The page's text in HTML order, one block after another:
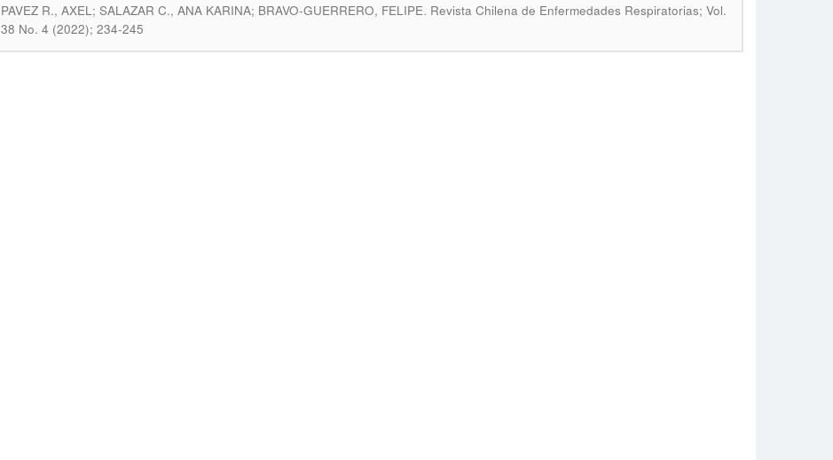
PAVEZ R., AXEL; SALAZAR C., ANA KARINA; BRAVO-GUERRERO, FELIPE. Revista Chilena de Enfermedades Respiratorias; Vol.
38 No. 4 (2022); 234-245